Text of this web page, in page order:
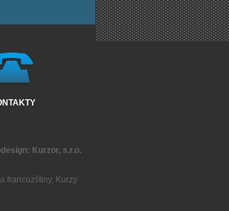
Kurzor, s.r.o.
francúzštiny, Kurzy